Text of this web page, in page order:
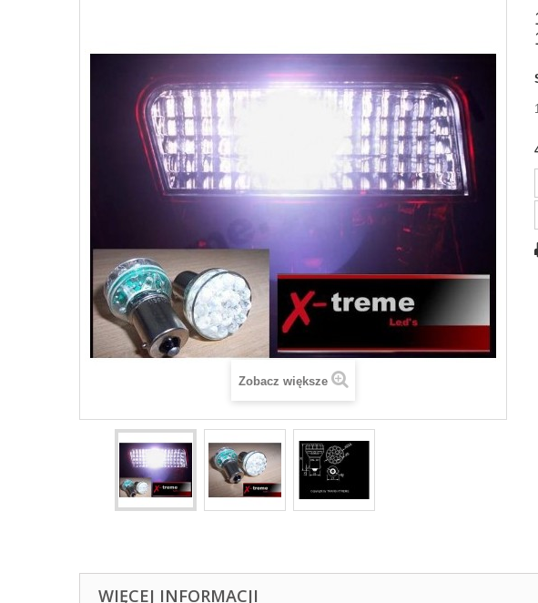
Zobacz większe
WIĘCEJ INFORMACJI